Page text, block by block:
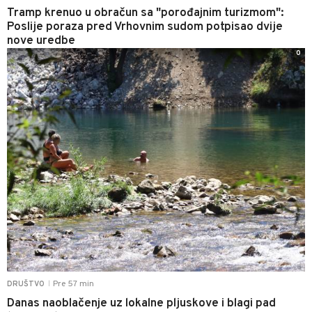
Tramp krenuo u obračun sa "porođajnim turizmom":
Poslije poraza pred Vrhovnim sudom potpisao dvije
nove uredbe
DRUŠTVO Pre 57 min
Danas naoblačenje uz lokalne pljuskove i blagi pad
0